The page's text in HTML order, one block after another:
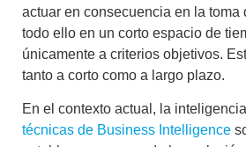
actuar en consecuencia en la toma
todo ello en un corto espacio de
únicamente a criterios objetivos.
tanto a corto como a largo plazo.
En el contexto actual, la
técnicas de Business Intelligence